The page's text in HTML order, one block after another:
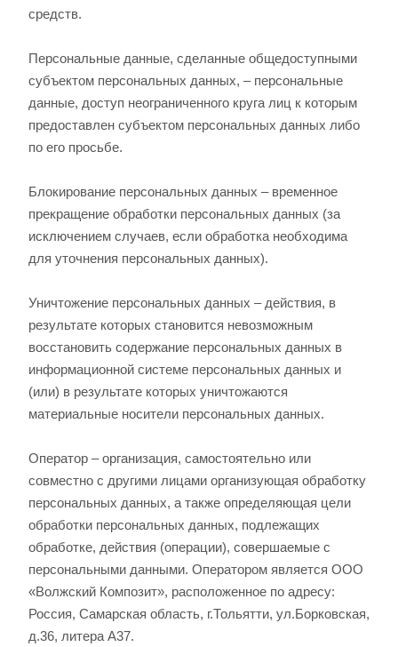
средств.
Персональные данные, сделанные общедоступными
субъектом персональных данных, – персональные
данные, доступ неограниченного круга лиц к которым
предоставлен субъектом персональных данных либо
по его просьбе.
Блокирование персональных данных – временное
прекращение обработки персональных данных (за
исключением случаев, если обработка необходима
для уточнения персональных данных).
Уничтожение персональных данных – действия, в
результате которых становится невозможным
восстановить содержание персональных данных в
информационной системе персональных данных и
(или) в результате которых уничтожаются
материальные носители персональных данных.
Оператор – организация, самостоятельно или
совместно с другими лицами организующая обработку
персональных данных, а также определяющая цели
обработки персональных данных, подлежащих
обработке, действия (операции), совершаемые с
персональными данными. Оператором является ООО
«Волжский Композит», расположенное по адресу:
Россия, Самарская область, г.Тольятти, ул.Борковская,
д.36, литера А37.